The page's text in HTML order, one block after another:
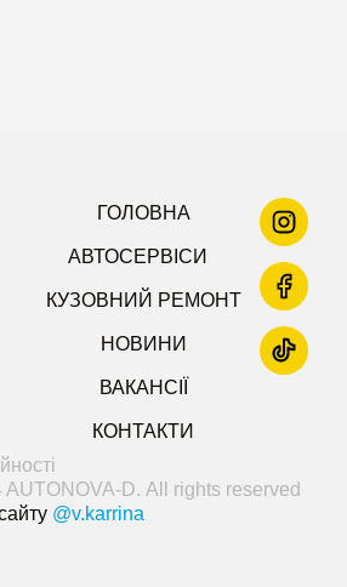
ГОЛОВНА
АВТОСЕРВІСИ
КУЗОВНИЙ РЕМОНТ
НОВИНИ
ВАКАНСІЇ
КОНТАКТИ
D. All rights reserved
@v.karrina